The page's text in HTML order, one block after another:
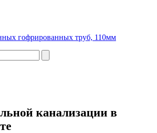
гофрированных труб, 110мм
канализации в